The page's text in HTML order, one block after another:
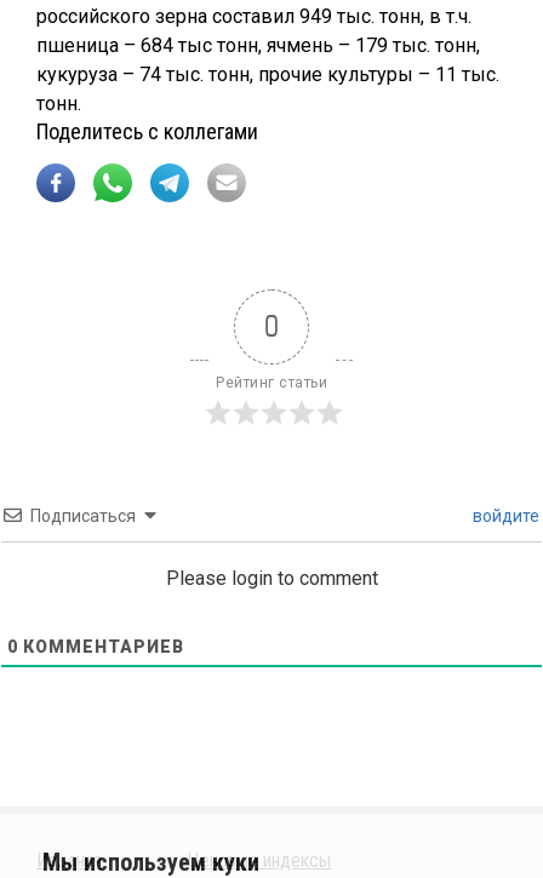
российского зерна составил 949 тыс. тонн, в т.ч.
пшеница – 684 тыс тонн, ячмень – 179 тыс. тонн,
кукуруза – 74 тыс. тонн, прочие культуры – 11 тыс.
тонн.
Поделитесь с коллегами
0
Рейтинг статьи
Подписаться войдите
Please login to comment
0 КОММЕНТАРИЕВ
Издания Ценовые индексы